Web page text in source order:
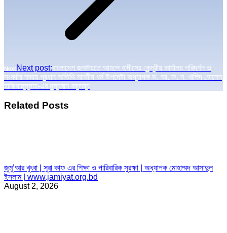
Next Next post:বাংলাদেশ জমঈয়তে আহলে হাদীসের কেন্দ্রীয় কার্যালয় পরিদর্শন ও
সংবর্ধনা সভায় প্রধান অতিথি মাননীয় ধর্ম উপদেষ্টা অধ্যাপক ড. আ. ফ. ম. খালিদ হোসেন
হাফিযাহুল্লাহ-এর মুল্যবান বক্তব্য
Related Posts
জুমু’আর খুৎবা | সুরা কাফ এর শিক্ষা ও পারিবারিক সুরক্ষা | অধ্যাপক মোহাম্মদ আসাদুল
ইসলাম | www.jamiyat.org.bd
August 2, 2026